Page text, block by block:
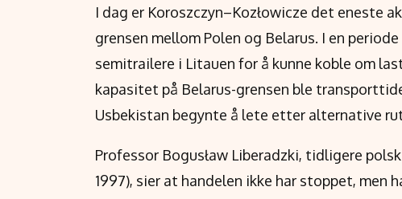
I dag er Koroszczyn–Kozłowicze det eneste
grensen mellom Polen og Belarus. I en
semitrailere i Litauen for å kunne koble om
kapasitet på Belarus-grensen ble
Usbekistan begynte å lete etter alternative
Professor Bogusław Liberadzki, tidligere
1997), sier at handelen ikke har stoppet, men